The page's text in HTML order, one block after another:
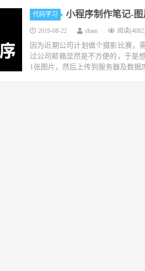
代码学习 小程序制作笔记-
2019-08-22 sham 阅读
因为近期公司计划做个摄影比赛，
过公司邮箱显然是不方便的，于是
1张图片，然后上传到服务器及数